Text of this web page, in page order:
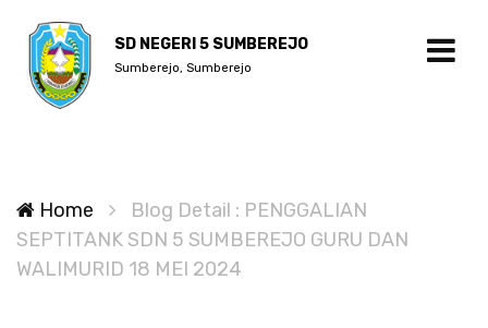
SD NEGERI 5 SUMBEREJO
Sumberejo, Sumberejo
Home
Blog Detail : PENGGALIAN
SEPTITANK SDN 5 SUMBEREJO GURU DAN
WALIMURID 18 MEI 2024